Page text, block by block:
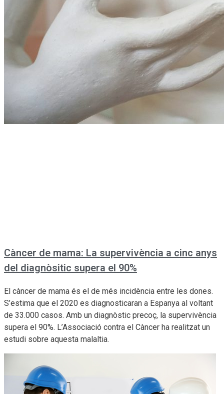
Càncer de mama: La supervivència a cinc anys
del diagnòsitic supera el 90%
El càncer de mama és el de més incidència entre les dones.
S’estima que el 2020 es diagnosticaran a Espanya al voltant
de 33.000 casos. Amb un diagnòstic precoç, la supervivència
supera el 90%. L’Associació contra el Càncer ha realitzat un
estudi sobre aquesta malaltia.